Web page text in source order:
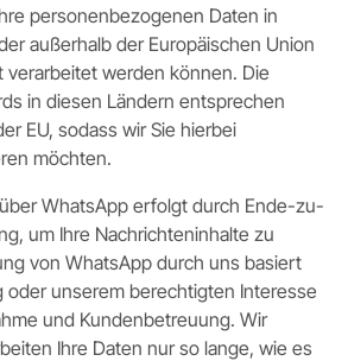
personenbezogenen Daten in
außerhalb der Europäischen Union
werden können. Die
in diesen Ländern entsprechen
EU, sodass wir Sie hierbei
möchten.
WhatsApp erfolgt durch Ende-zu-
um Ihre Nachrichteninhalte zu
von WhatsApp durch uns basiert
oder unserem berechtigten Interesse
und Kundenbetreuung. Wir
Ihre Daten nur so lange, wie es